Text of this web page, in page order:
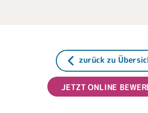
zurück zu
JETZT ONLINE